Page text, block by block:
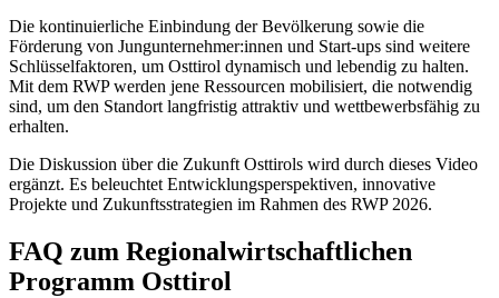
Die kontinuierliche Einbindung der Bevölkerung sowie die
Förderung von Jungunternehmer:innen und Start-ups sind weitere
Schlüsselfaktoren, um Osttirol dynamisch und lebendig zu halten.
Mit dem RWP werden jene Ressourcen mobilisiert, die notwendig
sind, um den Standort langfristig attraktiv und wettbewerbsfähig zu
erhalten.
Die Diskussion über die Zukunft Osttirols wird durch dieses Video
ergänzt. Es beleuchtet Entwicklungsperspektiven, innovative
Projekte und Zukunftsstrategien im Rahmen des RWP 2026.
FAQ zum Regionalwirtschaftlichen
Programm Osttirol